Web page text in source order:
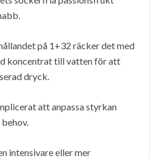
på 1+32 räcker det med
koncentrat till vatten för att
dryck.
att anpassa styrkan
intensivare eller mer